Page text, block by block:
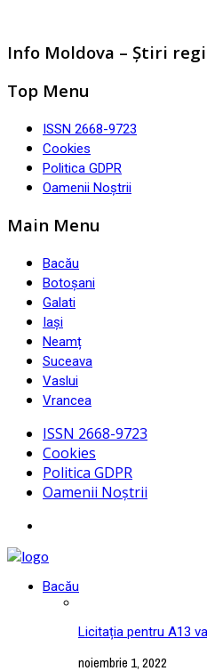
Info Moldova – Știri
Top Menu
ISSN 2668-9723
Cookies
Politica GDPR
Oamenii Noștrii
Main Menu
Bacău
Botoșani
Galati
Iași
Neamț
Suceava
Vaslui
Vrancea
ISSN 2668-9723
Cookies
Politica GDPR
Oamenii Noștrii
Bacău
Licitația pentru A13
noiembrie 1, 2022